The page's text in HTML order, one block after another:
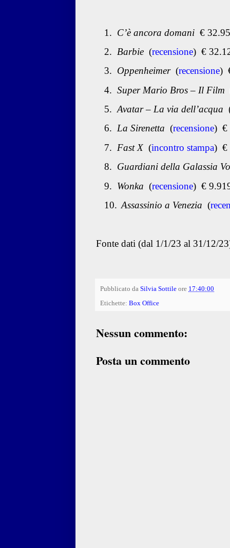
1. C’è ancora domani €
2. Barbie (recensione) €
3. Oppenheimer (recensione)
4. Super Mario Bros – Il Film
5. Avatar – La via dell’acqua
6. La Sirenetta (recensione) €
7. Fast X (incontro stampa) €
8. Guardiani della Galassia
9. Wonka (recensione) €
10. Assassinio a Venezia (
Fonte dati (dal 1/1/23 al 31/12/
Pubblicato da Silvia Sottile ore 17:40:00
Etichette: Box Office
Nessun commento:
Posta un commento